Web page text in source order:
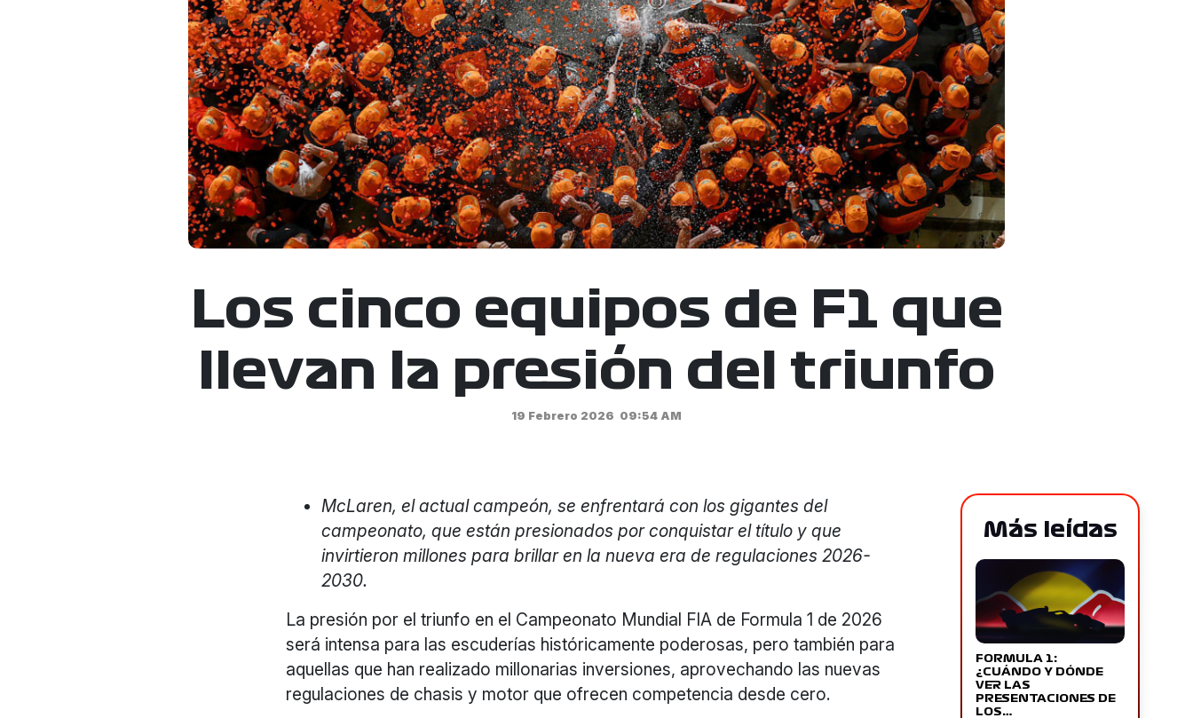
LEGALES TICKETMASTER
Los cinco equipos de F1 que
llevan la presión del triunfo
19 Febrero 2026 09:54 AM
McLaren, el actual campeón, se enfrentará con los gigantes del
campeonato, que están presionados por conquistar el título y que
invirtieron millones para brillar en la nueva era de regulaciones 2026-
2030.
La presión por el triunfo en el Campeonato Mundial FIA de Formula 1 de 2026
será intensa para las escuderías históricamente poderosas, pero también para
aquellas que han realizado millonarias inversiones, aprovechando las nuevas
regulaciones de chasis y motor que ofrecen competencia desde cero.
Más leídas
FORMULA 1:
¿CUÁNDO Y DÓNDE
VER LAS
PRESENTACIONES DE
LOS…